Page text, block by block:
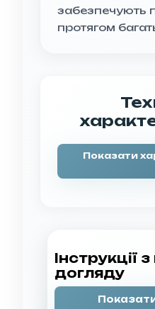
забезпечують
протягом
Показати
Модель
Інструкції
догляду
Показати